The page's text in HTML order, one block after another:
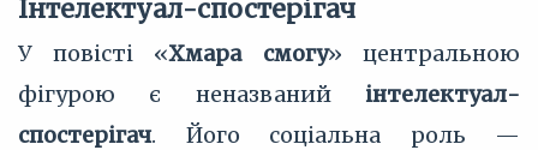
Інтелектуал-спостерігач
У повісті «Хмара смогу» центральною
фігурою є неназваний інтелектуал-
спостерігач. Його соціальна роль —